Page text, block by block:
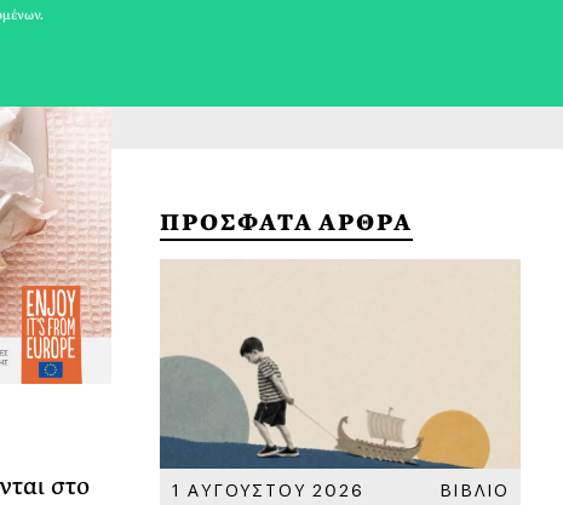
στο
ΠΡΟΣΦΑΤΑ ΑΡΘΡΑ
ΚΟΙΝΩΝΙΑ 1 ΑΥΓΟΥΣΤΟΥ 2026 ΒΙΒΛΙΟ